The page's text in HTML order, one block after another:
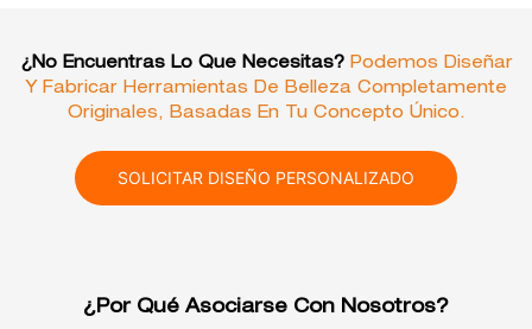
¿No Encuentras Lo Que Necesitas? Podemos Diseñar
Y Fabricar Herramientas De Belleza Completamente
Originales, Basadas En Tu Concepto Único.
SOLICITAR DISEÑO PERSONALIZADO
¿Por Qué Asociarse Con Nosotros?